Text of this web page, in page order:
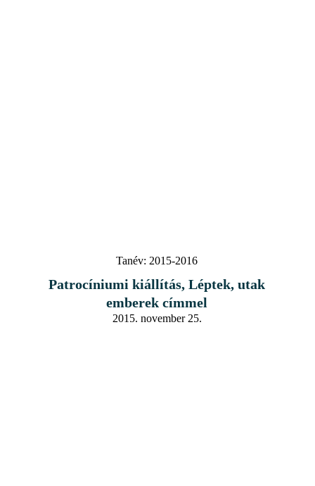
Tanév: 2015-2016
Patrocíniumi kiállítás, Léptek, utak
emberek címmel
2015. november 25.